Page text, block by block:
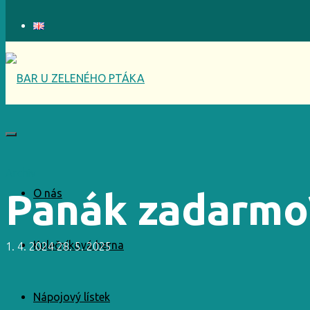
O nás
Kulečníková herna
Nápojový lístek
Panák
1. 4. 202428. 5. 2025